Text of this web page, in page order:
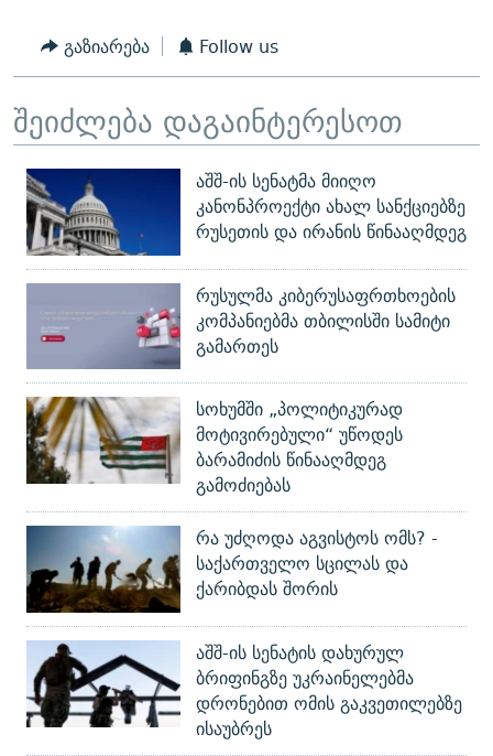
გაზიარება Follow us
შეიძლება დაგაინტერესოთ
აშშ-ის სენატმა მიიღო
კანონპროექტი ახალ სანქციებზე
რუსეთის და ირანის წინააღმდეგ
რუსულმა კიბერუსაფრთხოების
კომპანიებმა თბილისში სამიტი
გამართეს
სოხუმში „პოლიტიკურად
მოტივირებული“ უწოდეს
ბარამიძის წინააღმდეგ
გამოძიებას
რა უძღოდა აგვისტოს ომს? -
საქართველო სცილას და
ქარიბდას შორის
აშშ-ის სენატის დახურულ
ბრიფინგზე უკრაინელებმა
დრონებით ომის გაკვეთილებზე
ისაუბრეს